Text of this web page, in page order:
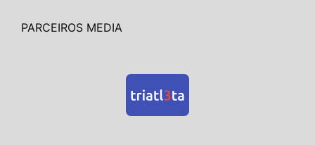
PARCEIROS MEDIA